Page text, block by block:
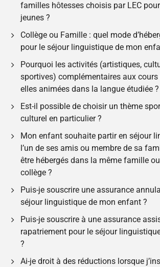
familles hôtesses choisis par LEC
jeunes ?
Collège ou Famille : quel mode
pour le séjour linguistique de mon
Pourquoi les activités (artistiques,
sportives) complémentaires aux
elles animées dans la langue étudiée ?
Est-il possible de choisir un thème
culturel en particulier ?
Mon enfant souhaite partir en séjour
l’un de ses amis ou membre de sa
être hébergés dans la même famille
collège ?
Puis-je souscrire une assurance
séjour linguistique de mon enfant ?
Puis-je souscrire à une assurance
rapatriement pour le séjour
?
Ai-je droit à des réductions lorsque